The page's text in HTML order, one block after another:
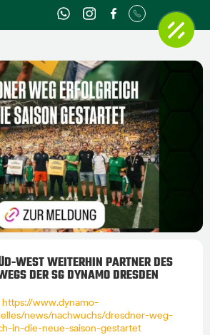
WEST WEITERHIN PARTNER DES
DER SG DYNAMO DRESDEN
https://www.dynamo-
news/nachwuchs/dresdner-weg-
in-die-neue-saison-gestartet